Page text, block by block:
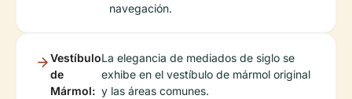
navegación.
Vestíbulo
de
Mármol:
La elegancia de mediados de siglo se
exhibe en el vestíbulo de mármol original
y las áreas comunes.